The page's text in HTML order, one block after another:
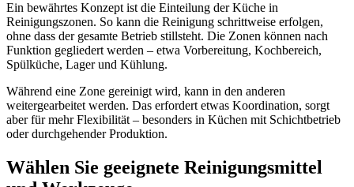
Ein bewährtes Konzept ist die Einteilung der Küche in
Reinigungszonen. So kann die Reinigung schrittweise erfolgen,
ohne dass der gesamte Betrieb stillsteht. Die Zonen können nach
Funktion gegliedert werden – etwa Vorbereitung, Kochbereich,
Spülküche, Lager und Kühlung.
Während eine Zone gereinigt wird, kann in den anderen
weitergearbeitet werden. Das erfordert etwas Koordination, sorgt
aber für mehr Flexibilität – besonders in Küchen mit Schichtbetrieb
oder durchgehender Produktion.
Wählen Sie geeignete Reinigungsmittel